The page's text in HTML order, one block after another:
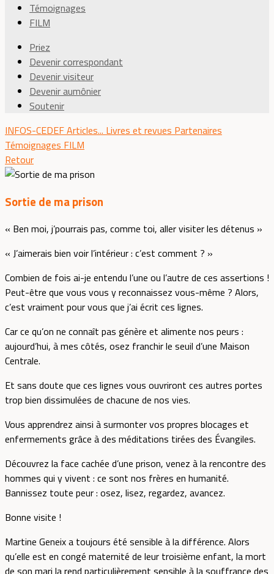
Témoignages
FILM
Priez
Devenir correspondant
Devenir visiteur
Devenir aumônier
Soutenir
INFOS-CEDEFArticles... Livres et revues Partenaires
Témoignages FILM
Retour
Sortie de ma prison
« Ben moi, j’pourrais pas, comme toi, aller visiter les détenus »
« J’aimerais bien voir l’intérieur : c’est comment ? »
Combien de fois ai-je entendu l’une ou l’autre de ces assertions !
Peut-être que vous vous y reconnaissez vous-même ? Alors,
c’est vraiment pour vous que j’ai écrit ces lignes.
Car ce qu’on ne connaît pas génère et alimente nos peurs :
aujourd’hui, à mes côtés, osez franchir le seuil d’une Maison
Centrale.
Et sans doute que ces lignes vous ouvriront ces autres portes
trop bien dissimulées de chacune de nos vies.
Vous apprendrez ainsi à surmonter vos propres blocages et
enfermements grâce à des méditations tirées des Évangiles.
Découvrez la face cachée d’une prison, venez à la rencontre des
hommes qui y vivent : ce sont nos frères en humanité.
Bannissez toute peur : osez, lisez, regardez, avancez.
Bonne visite !
Martine Geneix a toujours été sensible à la différence. Alors
qu’elle est en congé maternité de leur troisième enfant, la mort